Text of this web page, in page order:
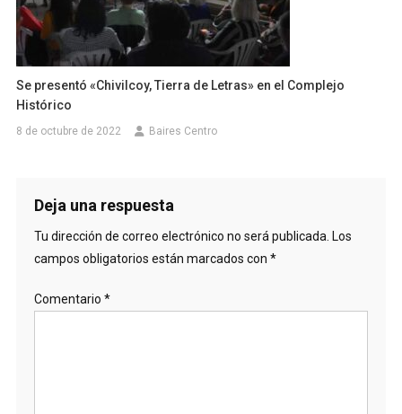
Se presentó «Chivilcoy, Tierra de Letras» en el Complejo
Histórico
8 de octubre de 2022 Baires Centro
Deja una respuesta
Tu dirección de correo electrónico no será publicada. Los
campos obligatorios están marcados con *
Comentario *